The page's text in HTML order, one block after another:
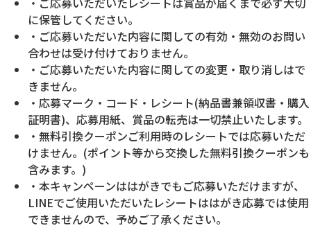
に保管してください。
・ご応募いただいた内容に関しての有効・無効のお問い
合わせは受け付けておりません。
・ご応募いただいた内容に関しての変更・取り消しはで
きません。
・応募マーク・コード・レシート(納品書兼領収書・購入
証明書)、応募用紙、賞品の転売は一切禁止いたします。
・無料引換クーポンご利用時のレシートでは応募いただ
けません。(ポイント等から交換した無料引換クーポンも
含みます。)
・本キャンペーンははがきでもご応募いただけますが、
LINEでご使用いただいたレシートははがき応募では使用
できませんので、予めご了承ください。